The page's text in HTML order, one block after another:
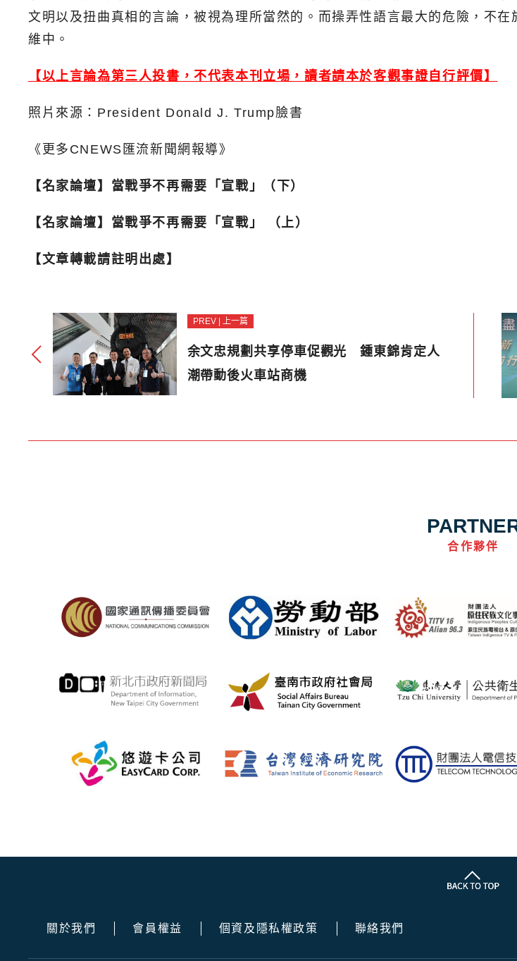
文明以及扭曲真相的言論，被視為理所當然的。而操弄性語言最大的危險，不
維中。
【以上言論為第三人投書，不代表本刊立場，讀者請本於客觀事證自行評價】
照片來源：President Donald J. Trump臉書
《更多CNEWS匯流新聞網報導》
【名家論壇】當戰爭不再需要「宣戰」（下）
【名家論壇】當戰爭不再需要「宣戰」 （上）
【文章轉載請註明出處】
PREV | 上一篇
余文忠規劃共享停車促觀光 鍾東錦肯定人
潮帶動後火車站商機
合作夥伴
關於我們 會員權益 個資及隱私權政策 聯絡我們